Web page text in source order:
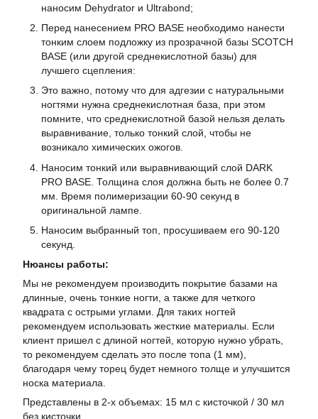
наносим Dehydrator и Ultrabond;
Перед нанесением PRO BASE необходимо нанести
тонким слоем подложку из прозрачной базы SCOTCH
BASE (или другой среднекислотной базы) для
лучшего сцепления:
Это важно, потому что для адгезии с натуральными
ногтями нужна среднекислотная база, при этом
помните, что среднекислотной базой нельзя делать
выравнивание, только тонкий слой, чтобы не
возникало химических ожогов.
Наносим тонкий или выравнивающий слой DARK
PRO BASE. Толщина слоя должна быть не более 0.7
мм. Время полимеризации 60-90 секунд в
оригинальной лампе.
Наносим выбранный топ, просушиваем его 90-120
секунд.
Нюансы работы:
Мы не рекомендуем производить покрытие базами на
длинные, очень тонкие ногти, а также для четкого
квадрата с острыми углами. Для таких ногтей
рекомендуем использовать жесткие материалы. Если
клиент пришел с длиной ногтей, которую нужно убрать,
то рекомендуем сделать это после топа (1 мм),
благодаря чему торец будет немного толще и улучшится
носка материала.
Представлены в 2-х объемах: 15 мл с кисточкой / 30 мл
без кисточки.